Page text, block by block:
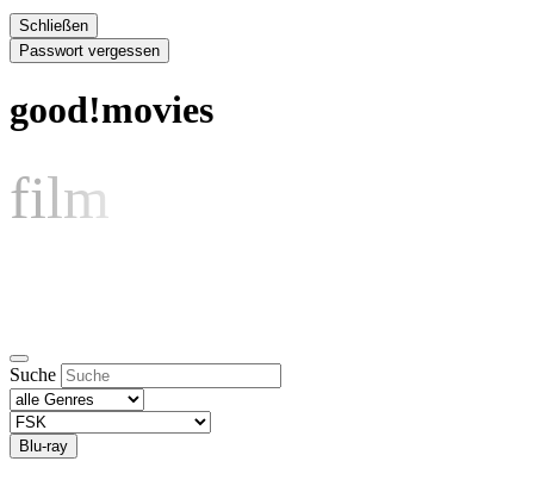
Schließen
Passwort vergessen
good!movies
film
Suche
Blu-ray